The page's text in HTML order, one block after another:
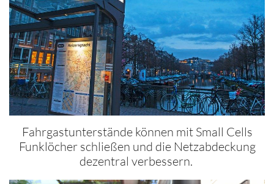
Fahrgastunterstände können mit Small Cells
Funklöcher schließen und die Netzabdeckung
dezentral verbessern.